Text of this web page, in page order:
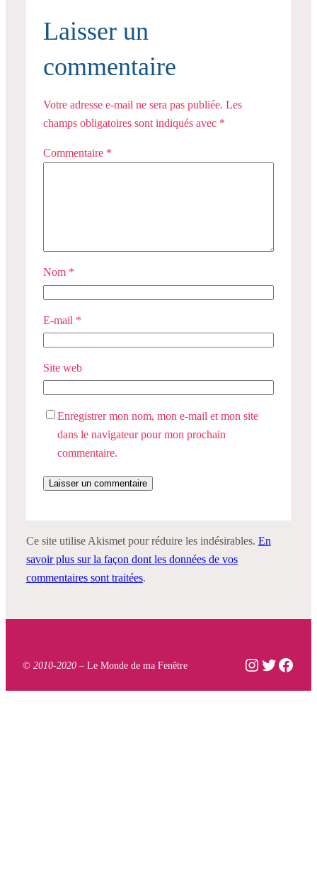
Laisser un
commentaire
Votre adresse e-mail ne sera pas publiée. Les
champs obligatoires sont indiqués avec *
Commentaire *
Nom *
E-mail *
Site web
Enregistrer mon nom, mon e-mail et mon site
dans le navigateur pour mon prochain
commentaire.
Ce site utilise Akismet pour réduire les indésirables. En
savoir plus sur la façon dont les données de vos
commentaires sont traitées.
© 2010-2020 – Le Monde de ma Fenêtre Instagram
Twitter